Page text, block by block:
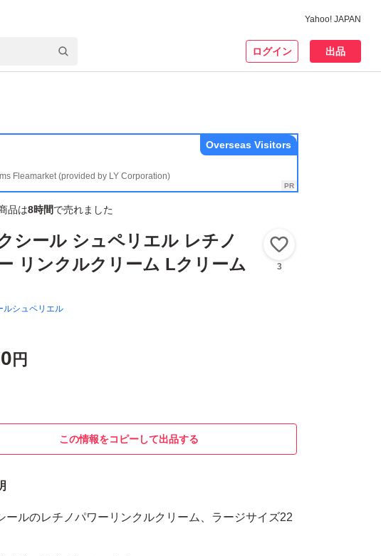
Yahoo! JAPAN
ログイン 出品
Fleamarket (provided by LY Corporation)
Overseas Visitors
品は8時間で売れました
シール シュペリエル レチノ
リンクルクリーム Lクリーム
ルシュペリエル
3
円
この情報をコピーして出品する
ールのレチノパワーリンクルクリーム、ラージサイズ22